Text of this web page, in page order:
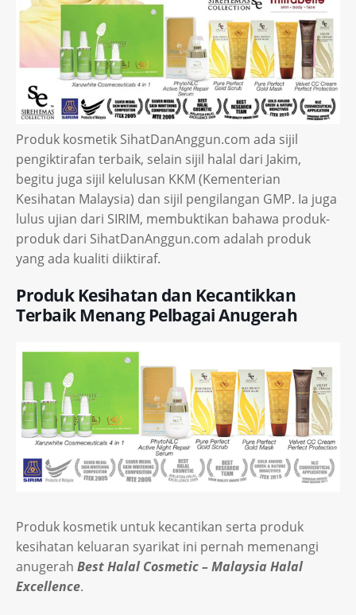
Produk kosmetik SihatDanAnggun.com ada sijil
pengiktirafan terbaik, selain sijil halal dari Jakim,
begitu juga sijil kelulusan KKM (Kementerian
Kesihatan Malaysia) dan sijil pengilangan GMP. Ia juga
lulus ujian dari SIRIM, membuktikan bahawa produk-
produk dari SihatDanAnggun.com adalah produk
yang ada kualiti diiktiraf.
Produk Kesihatan dan Kecantikkan
Terbaik Menang Pelbagai Anugerah
Produk kosmetik untuk kecantikan serta produk
kesihatan keluaran syarikat ini pernah memenangi
anugerah Best Halal Cosmetic – Malaysia Halal
Excellence.